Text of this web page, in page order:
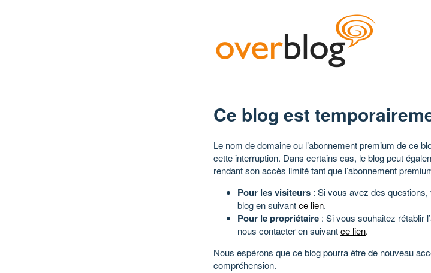
Ce blog est
Le nom de domaine ou l’abonnement premium de ce
cette interruption. Dans certains cas, le blog peut
rendant son accès limité tant que l’abonnement
Pour les visiteurs : Si vous avez des
blog en suivantce lien.
Pour le propriétaire : Si vous souhaitez rétablir
nous contacter en suivantce lien.
Nous espérons que ce blog pourra être de nouveau
compréhension.